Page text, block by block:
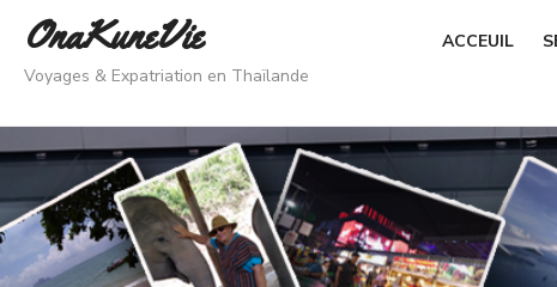
content
OnaKuneVie
Voyages & Expatriation en Thaïlande
ACCEUIL